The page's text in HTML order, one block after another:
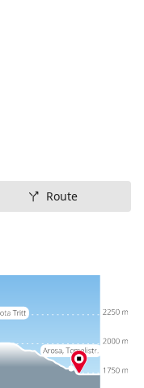
Route